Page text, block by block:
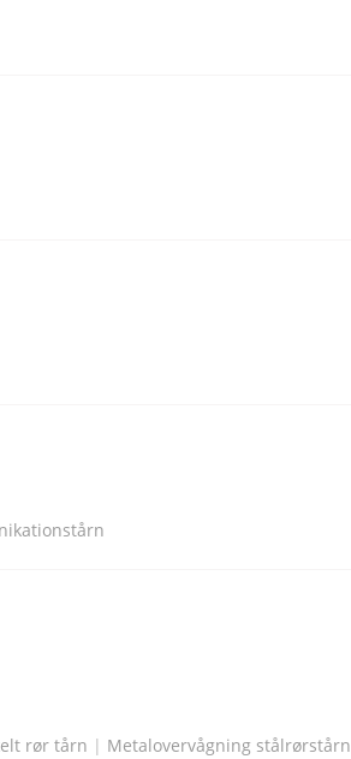
rør tårn | Metalovervågning stålrørstårn